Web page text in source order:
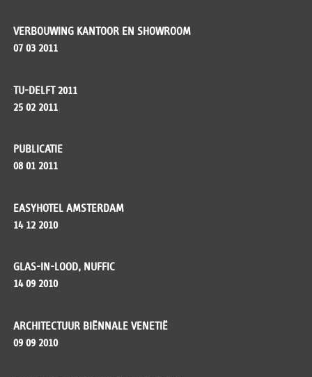
VERBOUWING KANTOOR EN SHOWROOM
07 03 2011
TU-DELFT 2011
25 02 2011
PUBLICATIE
08 01 2011
EASYHOTEL AMSTERDAM
14 12 2010
GLAS-IN-LOOD, NUFFIC
14 09 2010
ARCHITECTUUR BIËNNALE VENETIË
09 09 2010